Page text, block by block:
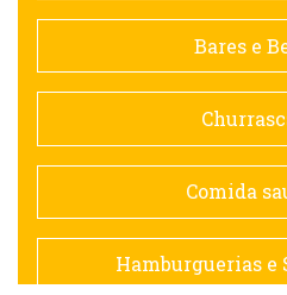
Bares e
Comida
Hamburguerias e